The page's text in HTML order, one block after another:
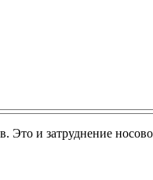
Это и затруднение